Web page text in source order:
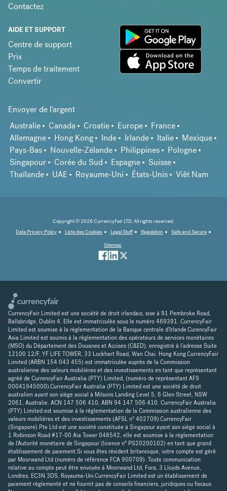
Contactez
AIDE ET SUPPORT
Centre de support
Prix
Temps de traitement
Convertir
Envoyer de l'argent
Australie
Canada Croatie Europe
France
Allemagne
Hong Kong Inde Irlande Italie
Mexique
Pays-Bas
Nouvelle-Zélande Philippines
Pologne
Singapour
Corée du Sud Espagne
Suisse
Thaïlande
UAE Royaume-Uni États-Unis Viêt Nam
Copyright © 2026 CurrencyFair LTD. All rights reserved.
Data Privacy Policy
Liste des Cookies Legal Stuff Regulation
Safe and Secure
Sitemap
CurrencyFair Limited est une société de droit irlandais, sise à 91 Pembroke Road,
Ballsbridge, Dublin 4. Elle est immatriculée sous le numéro 469391. CurrencyFair
Limited est soumise à la réglementation de la Banque centrale d'Irlande.CurencyFair
Asia Limited est soumis à la réglementation des opérateurs de services monétaires
(MSO) du Département des Douanes et Accises (C&ED), enregistré à l'adresse Suite
12100 12/F, YF LIFE TOWER, 33 Lockhart Road, Wan Chai. Hong Kong.CurrencyFair
Limited (ARBN 154 043 455) est immatriculée auprès de la Commission
australienne des valeurs mobilières et des investissements en tant que représentant
agréé de CurrencyFair Australia (PTY) Limited, (numéro de représentant AFS
00041945000).CurrencyFair Australia (PTY) Limited est une société de droit
australien ayant son siège social à Milsons Landing Level 5, 6 Glen Street, NSW
2061, Australie. ACN 147 506 410, ABN 94 147 506 410. CurrencyFair Australia
(PTY) Limited est soumise à la réglementation de la Commission australienne des
valeurs mobilières et des investissements (AFSL n° 402709).CurrencyFair
(Singapore) Pte Ltd est une société constituée à Singapour ayant son siège social à
1 Robinson Road #17-00 Aia Tower 048542, elle est soumise à la réglementation
de l'Autorité monétaire de Singapour (licence n° PS20200102) en tant que grand
établissement de paiement.Si vous êtes résident britannique, votre compte est géré
par Moorwand Ltd (numéro de référence FCA 900709). Toute communication
relative au compte peut être envoyée à Moorwand Ltd, Fora, 3 Lloyds Avenue,
Londres, EC3N 3DS, Royaume-Uni.CurrencyFair Limited est un établissement de
paiement réglementé et ne fournit pas de conseils financiers, juridiques ou fiscaux.